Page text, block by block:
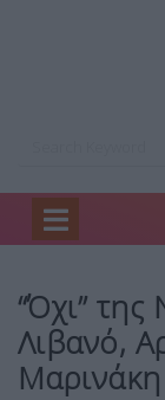
Home
“Όχι” της
Λιβανό,
Μαρινάκη